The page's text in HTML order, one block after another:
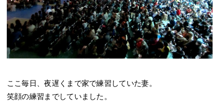
ここ毎日、夜遅くまで家で練習していた妻。
笑顔の練習までしていました。